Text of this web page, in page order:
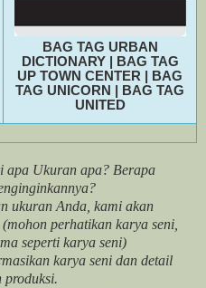
BAG TAG URBAN
DICTIONARY|
BAG TAG
UP TOWN CENTER
BAG
TAG UNICORN
BAG TAG
UNITED
apa Ukuran apa? Berapa
ukuran Anda, kami akan
perhatikan karya seni,
seperti karya seni)
karya seni dan detail
produksi.